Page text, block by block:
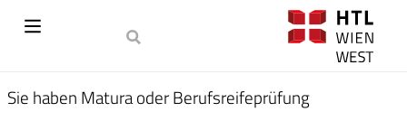
Sie haben Matura oder Berufsreifeprüfung